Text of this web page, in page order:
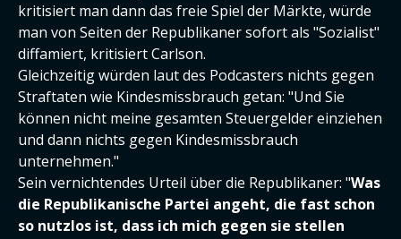
kritisiert man dann das freie Spiel der Märkte, würde
man von Seiten der Republikaner sofort als "Sozialist"
diffamiert, kritisiert Carlson.
Gleichzeitig würden laut des Podcasters nichts gegen
Straftaten wie Kindesmissbrauch getan: "Und Sie
können nicht meine gesamten Steuergelder einziehen
und dann nichts gegen Kindesmissbrauch
unternehmen."
Sein vernichtendes Urteil über die Republikaner: "Was
die Republikanische Partei angeht, die fast schon
so nutzlos ist, dass ich mich gegen sie stellen